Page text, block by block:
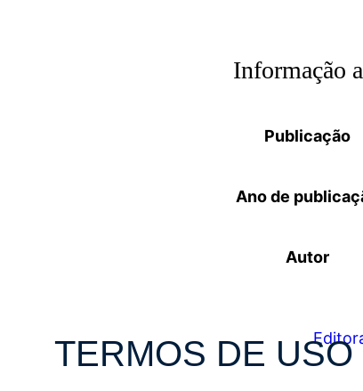
Informação
Publicação
Ano de
Autor
TERMOS DE USO